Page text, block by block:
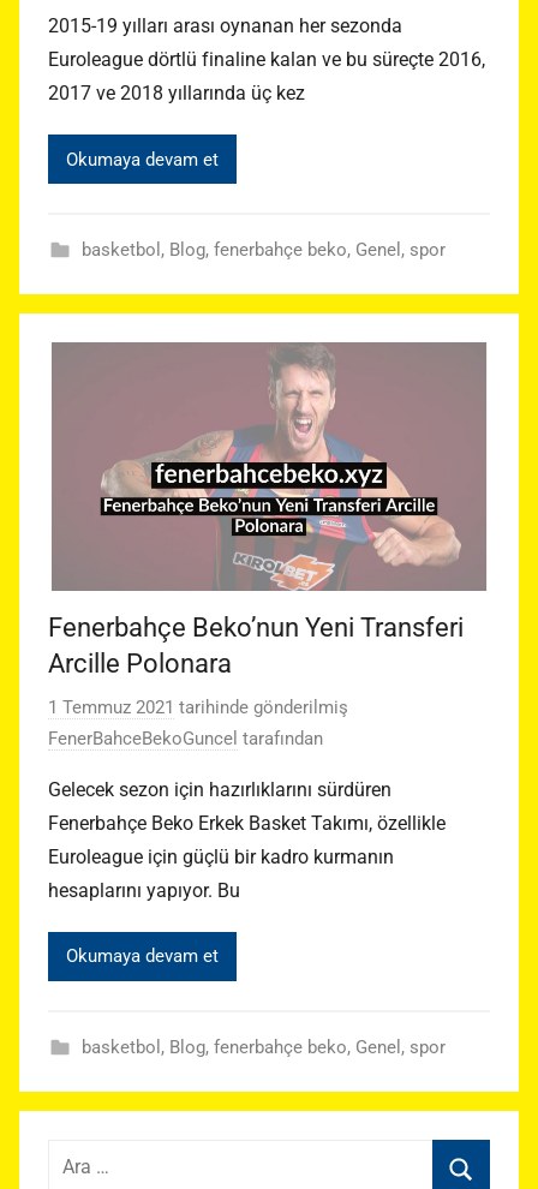
2015-19 yılları arası oynanan her sezonda
Euroleague dörtlü finaline kalan ve bu süreçte 2016,
2017 ve 2018 yıllarında üç kez
Okumaya devam et
basketbol , Blog, fenerbahçe beko, Genel , spor
Fenerbahçe Beko’nun Yeni Transferi
Arcille Polonara
1 Temmuz 2021 tarihinde gönderilmiş
FenerBahceBekoGuncel tarafından
Gelecek sezon için hazırlıklarını sürdüren
Fenerbahçe Beko Erkek Basket Takımı, özellikle
Euroleague için güçlü bir kadro kurmanın
hesaplarını yapıyor. Bu
Okumaya devam et
basketbol , Blog, fenerbahçe beko, Genel , spor
Arama: